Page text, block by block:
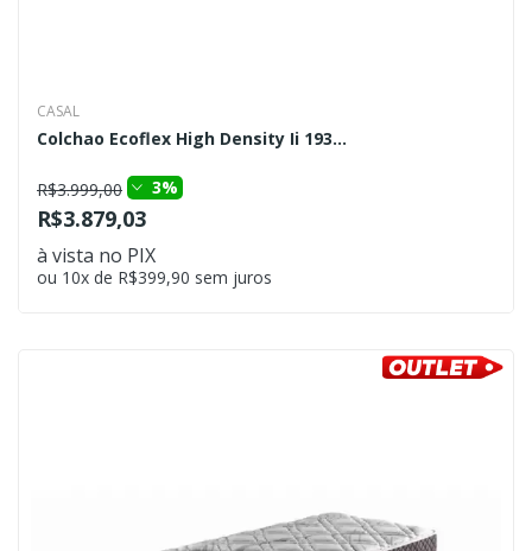
CASAL
Colchao Ecoflex High Density Ii 193...
R$3.999,00 3%
R$3.879,03
à vista no PIX
ou 10x de R$399,90 sem juros